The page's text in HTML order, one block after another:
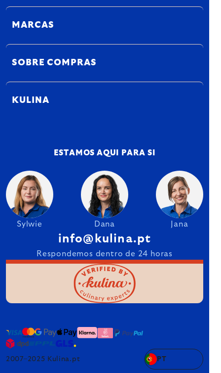
MARCAS
SOBRE COMPRAS
KULINA
ESTAMOS AQUI PARA SI
Sylwie Dana Jana
info@kulina.pt
Respondemos dentro de 24 horas
2007–2025 Kulina.pt PT